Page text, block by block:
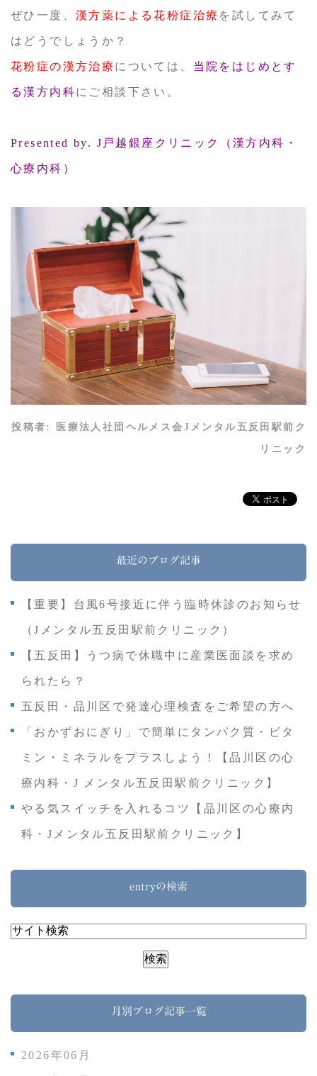
ぜひ一度、 漢方薬による花粉症治療 を試してみて
はどうでしょうか？
花粉症の漢方治療 については、 当院をはじめとす
る漢方内科にご相談下さい。
Presented by. J戸越銀座クリニック（漢方内科・
心療内科）
投稿者: 医療法人社団ヘルメス会Jメンタル五反田駅前ク
リニック
最近のブログ記事
【重要】台風6号接近に伴う臨時休診のお知らせ
（Jメンタル五反田駅前クリニック）
【五反田】うつ病で休職中に産業医面談を求め
られたら？
五反田・品川区で発達心理検査をご希望の方へ
「おかずおにぎり」で簡単にタンパク質・ビタ
ミン・ミネラルをプラスしよう！【品川区の心
療内科・J メンタル五反田駅前クリニック】
やる気スイッチを入れるコツ【品川区の心療内
科・Jメンタル五反田駅前クリニック】
entryの検索
月別ブログ記事一覧
2026年06月